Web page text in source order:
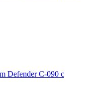
Defender C-090 с